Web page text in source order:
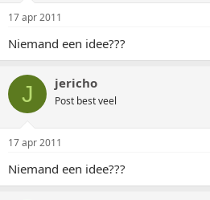
17 apr 2011
Niemand een idee???
J jericho
Post best veel
17 apr 2011
Niemand een idee???